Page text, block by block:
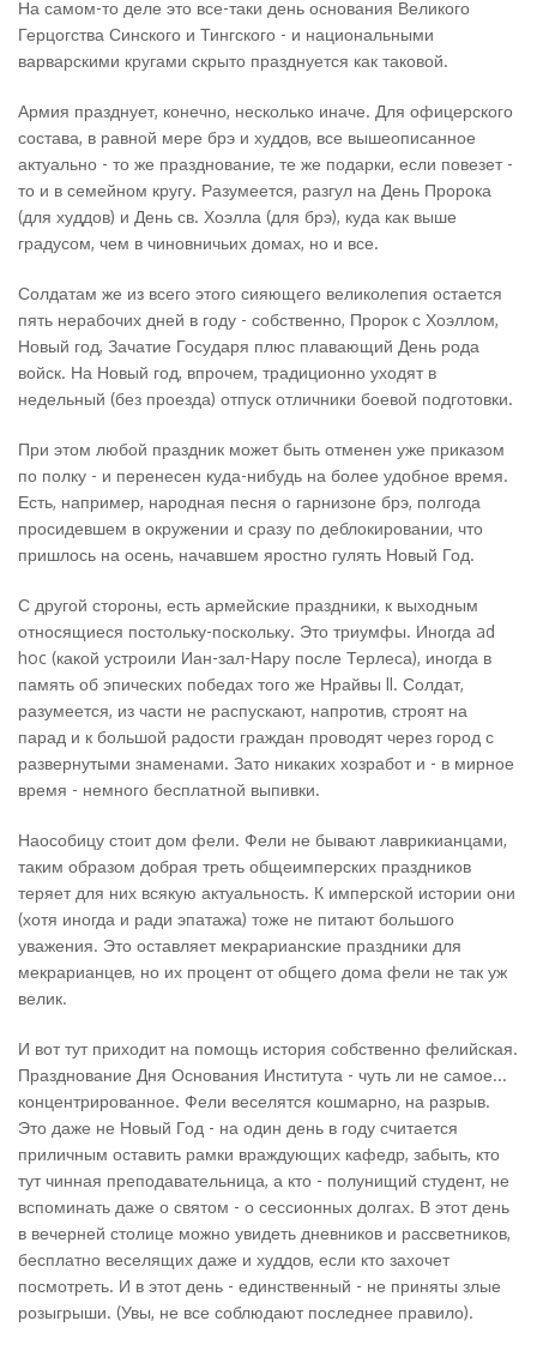
На самом-то деле это все-таки день основания Великого
Герцогства Синского и Тингского - и национальными
варварскими кругами скрыто празднуется как таковой.
Армия празднует, конечно, несколько иначе. Для офицерского
состава, в равной мере брэ и худдов, все вышеописанное
актуально - то же празднование, те же подарки, если повезет -
то и в семейном кругу. Разумеется, разгул на День Пророка
(для худдов) и День св. Хоэлла (для брэ), куда как выше
градусом, чем в чиновничьих домах, но и все.
Солдатам же из всего этого сияющего великолепия остается
пять нерабочих дней в году - собственно, Пророк с Хоэллом,
Новый год, Зачатие Государя плюс плавающий День рода
войск. На Новый год, впрочем, традиционно уходят в
недельный (без проезда) отпуск отличники боевой подготовки.
При этом любой праздник может быть отменен уже приказом
по полку - и перенесен куда-нибудь на более удобное время.
Есть, например, народная песня о гарнизоне брэ, полгода
просидевшем в окружении и сразу по деблокировании, что
пришлось на осень, начавшем яростно гулять Новый Год.
С другой стороны, есть армейские праздники, к выходным
относящиеся постольку-поскольку. Это триумфы. Иногда ad
hoc (какой устроили Иан-зал-Нару после Терлеса), иногда в
память об эпических победах того же Нрайвы II. Солдат,
разумеется, из части не распускают, напротив, строят на
парад и к большой радости граждан проводят через город с
развернутыми знаменами. Зато никаких хозработ и - в мирное
время - немного бесплатной выпивки.
Наособицу стоит дом фели. Фели не бывают лаврикианцами,
таким образом добрая треть общеимперских праздников
теряет для них всякую актуальность. К имперской истории они
(хотя иногда и ради эпатажа) тоже не питают большого
уважения. Это оставляет мекрарианские праздники для
мекрарианцев, но их процент от общего дома фели не так уж
велик.
И вот тут приходит на помощь история собственно фелийская.
Празднование Дня Основания Института - чуть ли не самое...
концентрированное. Фели веселятся кошмарно, на разрыв.
Это даже не Новый Год - на один день в году считается
приличным оставить рамки враждующих кафедр, забыть, кто
тут чинная преподавательница, а кто - полунищий студент, не
вспоминать даже о святом - о сессионных долгах. В этот день
в вечерней столице можно увидеть дневников и рассветников,
бесплатно веселящих даже и худдов, если кто захочет
посмотреть. И в этот день - единственный - не приняты злые
розыгрыши. (Увы, не все соблюдают последнее правило).